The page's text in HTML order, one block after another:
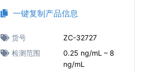
一键复制产品信息
货号
ZC-32727
检测范围
0.25 ng/mL – 8
ng/mL